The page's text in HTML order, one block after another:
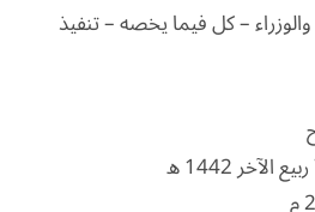
– كل فيما يخصه – تنفيذ